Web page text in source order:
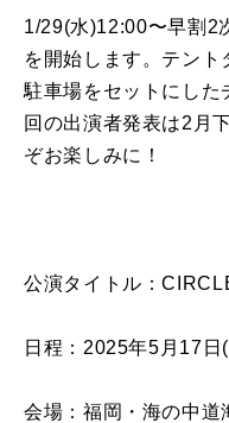
1/29(水)12:00〜早割2
を開始します。テント
駐車場をセットにした
回の出演者発表は2月
ぞお楽しみに！
公演タイトル：
日程：2025年5月17
会場：福岡・海の中道